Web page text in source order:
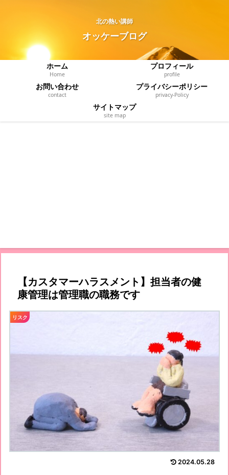
北の熱い講師
オッケーブログ
ホーム
Home
プロフィール
profile
お問い合わせ
contact
プライバシーポリシー
privacy‐Policy
サイトマップ
site map
【カスタマーハラスメント】担当者の健
康管理は管理職の職務です
リスク
2024.05.28